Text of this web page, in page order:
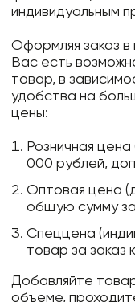
индивидуальным
Оформляя заказ
Вас есть
товар, в
удобства на
цены:
Розничная
000 рублей,
Оптовая цена
общую сумму
Спеццена
товар за заказ
Добавляйте
объеме,